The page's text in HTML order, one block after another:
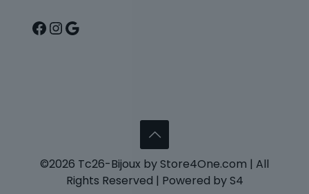
Facebook
Instagram
Google
©2026 Tc26-Bijoux by Store4One.com | All
Rights Reserved | Powered by S4